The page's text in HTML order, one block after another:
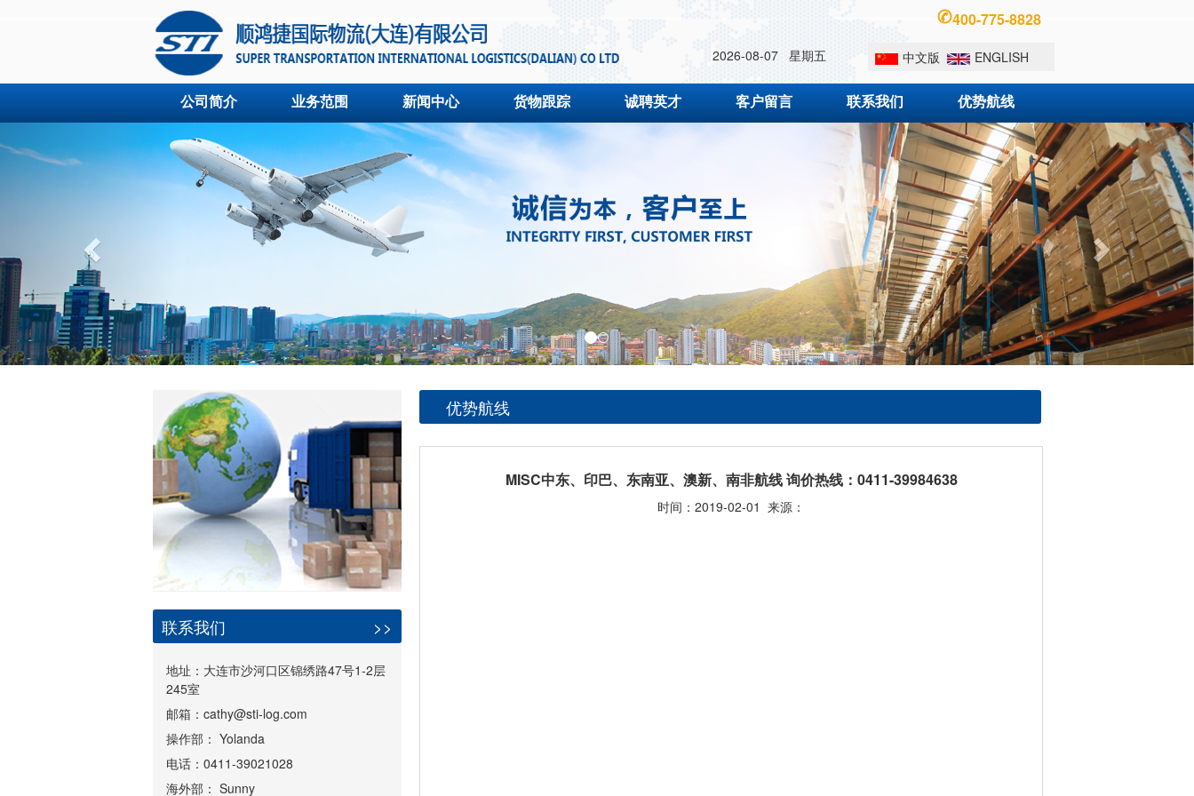
400-775-8828
2026-08-07 星期五 中文版 ENGLISH
公司简介 业务范围 新闻中心 货物跟踪 诚聘英才 客户留言 联系我们 优势航线
Next
优势航线
MISC中东、印巴、东南亚、澳新、南非航线 询价热线：0411-39984638
时间：2019-02-01 来源：
联系我们 >>
地址：大连市沙河口区锦绣路47号1-2层
245室
邮箱：cathy@sti-log.com
操作部： Yolanda
电话：0411-39021028
海外部： Sunny